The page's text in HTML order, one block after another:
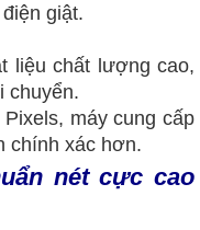
giật.
liệu chất lượng cao,
chuyển.
máy cung cấp
chính xác hơn.
nét cực cao